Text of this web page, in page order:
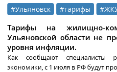
#Ульяновск #тарифы
Тарифы на жилищно-
Ульяновской области не
уровня инфляции.
Как сообщают специалисты
экономики, с 1 июля в РФ будут